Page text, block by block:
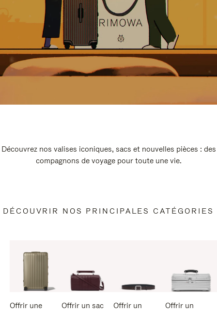
Découvrez nos valises iconiques, sacs et nouvelles pièces : des
compagnons de voyage pour toute une vie.
DÉCOUVRIR NOS PRINCIPALES CATÉGORIES
Offrir une
Offrir un sac
Offrir un
Offrir un